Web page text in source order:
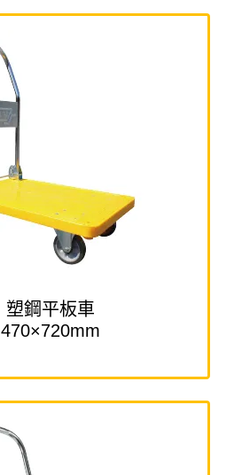
塑鋼平板車
470×720mm